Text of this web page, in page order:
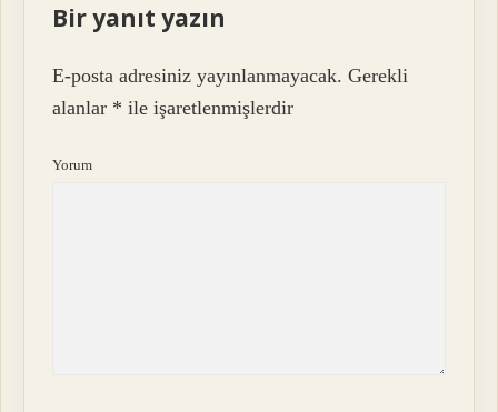
Bir yanıt yazın
E-posta adresiniz yayınlanmayacak. Gerekli
alanlar * ile işaretlenmişlerdir
Yorum